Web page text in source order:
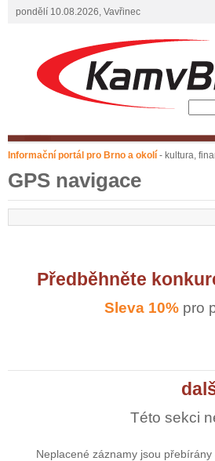
Informační portál pro Brno a okolí - kultura,
pondělí 10.08.2026, Vavřinec
GPS navigace
Předběhněte
Sleva 10%pro
Této sekci
Neplacené záznamy jsou